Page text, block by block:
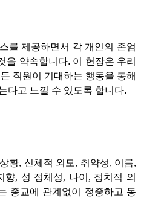
를 제공하면서 각 개인의 존엄
을 약속합니다. 이 헌장은 우리
직원이 기대하는 행동을 통해
다고 느낄 수 있도록 합니다.
황, 신체적 외모, 취약성, 이름,
, 성 정체성, 나이, 정치적 의
종교에 관계없이 정중하고 동